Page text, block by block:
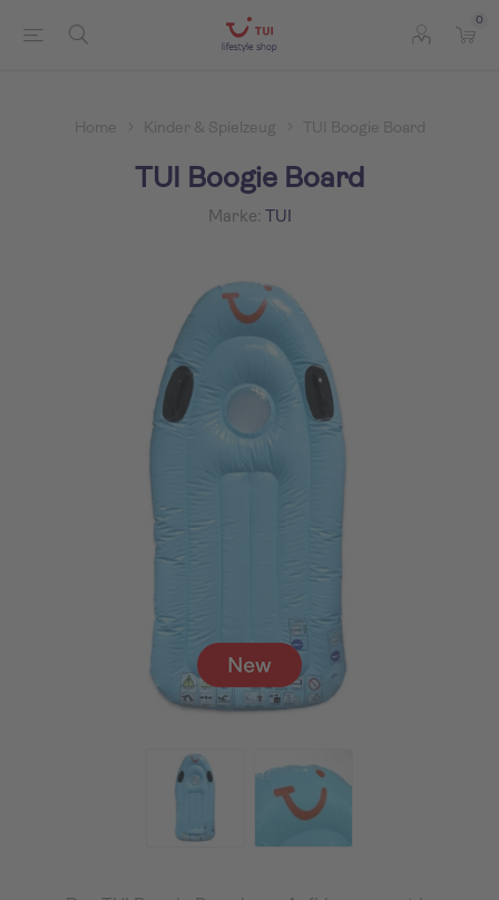
0
Home Kinder & Spielzeug TUI Boogie Board
TUI Boogie Board
Marke: TUI